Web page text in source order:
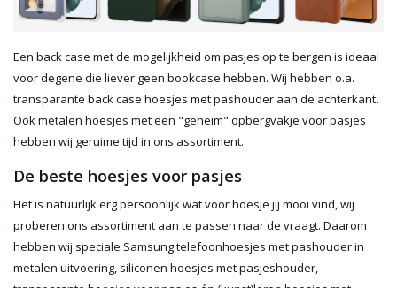
Een back case met de mogelijkheid om pasjes op te bergen is ideaal
voor degene die liever geen bookcase hebben. Wij hebben o.a.
transparante back case hoesjes met pashouder aan de achterkant.
Ook metalen hoesjes met een "geheim" opbergvakje voor pasjes
hebben wij geruime tijd in ons assortiment.
De beste hoesjes voor pasjes
Het is natuurlijk erg persoonlijk wat voor hoesje jij mooi vind, wij
proberen ons assortiment aan te passen naar de vraagt. Daarom
hebben wij speciale Samsung telefoonhoesjes met pashouder in
metalen uitvoering, siliconen hoesjes met pasjeshouder,